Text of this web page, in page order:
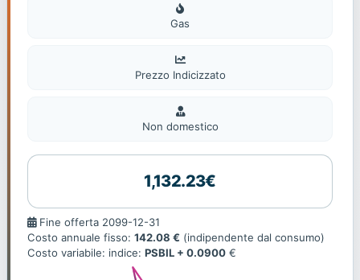
Gas
Gas
Prezzo Indicizzato
Non
domestic
Non domestico
1,132.23€
Fine
offerta
Fine offerta 2099-12-31
Costo annuale fisso: 142.08 € (indipendente dal consumo)
Costo variabile: indice: PSBIL + 0.0900 €